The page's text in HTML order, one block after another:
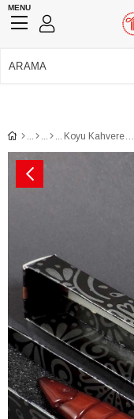
MENU
Koyu Kahverengi Stres İçin Balık Tesbih